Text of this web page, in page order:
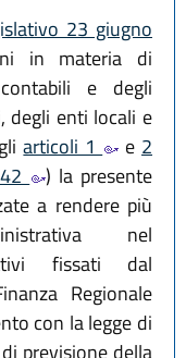
23 giugno
in materia di
e degli
degli enti locali e
articoli 1 e 2
) la presente
a rendere più
nel
fissati dal
Regionale
con la legge di
previsione della